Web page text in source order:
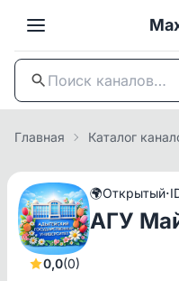
Главная Каталог
0,0(0)
🌍Открытый·
АГУ